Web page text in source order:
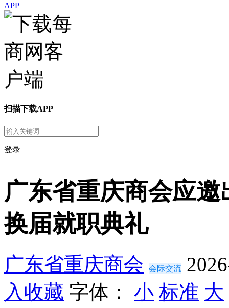
APP
扫描下载APP
登录
广东省重庆商会应
换届就职典礼
广东省重庆商会 会际交流
入收藏 字体： 小 标准 大